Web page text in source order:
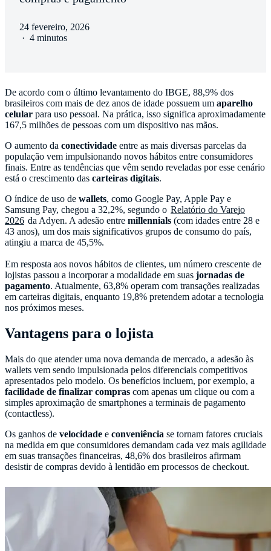
24 fevereiro, 2026
· 4 minutos
De acordo com o último levantamento do IBGE, 88,9% dos
brasileiros com mais de dez anos de idade possuem um aparelho
celular para uso pessoal. Na prática, isso significa aproximadamente
167,5 milhões de pessoas com um dispositivo nas mãos.
O aumento da conectividade entre as mais diversas parcelas da
população vem impulsionando novos hábitos entre consumidores
finais. Entre as tendências que vêm sendo reveladas por esse cenário
está o crescimento das carteiras digitais.
O índice de uso de wallets, como Google Pay, Apple Pay e
Samsung Pay, chegou a 32,2%, segundo o Relatório do Varejo
2026 da Adyen. A adesão entre millennials (com idades entre 28 e
43 anos), um dos mais significativos grupos de consumo do país,
atingiu a marca de 45,5%.
Em resposta aos novos hábitos de clientes, um número crescente de
lojistas passou a incorporar a modalidade em suas jornadas de
pagamento. Atualmente, 63,8% operam com transações realizadas
em carteiras digitais, enquanto 19,8% pretendem adotar a tecnologia
nos próximos meses.
Vantagens para o lojista
Mais do que atender uma nova demanda de mercado, a adesão às
wallets vem sendo impulsionada pelos diferenciais competitivos
apresentados pelo modelo. Os benefícios incluem, por exemplo, a
facilidade de finalizar compras com apenas um clique ou com a
simples aproximação de smartphones a terminais de pagamento
(contactless).
Os ganhos de velocidade e conveniência se tornam fatores cruciais
na medida em que consumidores demandam cada vez mais agilidade
em suas transações financeiras, 48,6% dos brasileiros afirmam
desistir de compras devido à lentidão em processos de checkout.